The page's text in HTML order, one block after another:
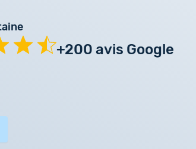
+200 avis Google